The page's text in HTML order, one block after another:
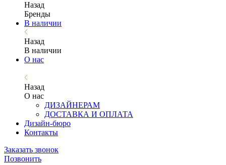
Назад
Бренды
В наличии
Назад
В наличии
О нас
Назад
О нас
ДИЗАЙНЕРАМ
ДОСТАВКА И ОПЛАТА
Дизайн-бюро
Контакты
Заказать звонок
Позвонить